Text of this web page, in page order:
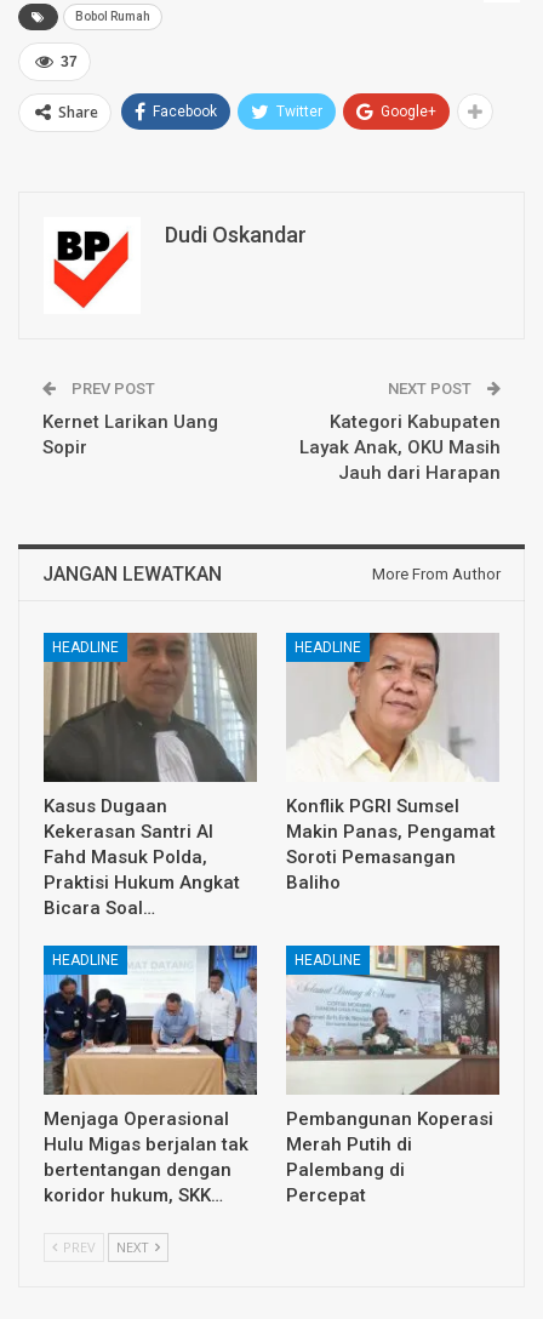
Bobol Rumah
37
Share Facebook Twitter Google+
Dudi Oskandar
PREV POST
Kernet Larikan Uang
Sopir
NEXT POST
Kategori Kabupaten
Layak Anak, OKU Masih
Jauh dari Harapan
JANGAN LEWATKAN More From Author
HEADLINE
Kasus Dugaan
Kekerasan Santri Al
Fahd Masuk Polda,
Praktisi Hukum Angkat
Bicara Soal…
HEADLINE
Konflik PGRI Sumsel
Makin Panas, Pengamat
Soroti Pemasangan
Baliho
HEADLINE
Menjaga Operasional
Hulu Migas berjalan tak
bertentangan dengan
koridor hukum, SKK…
HEADLINE
Pembangunan Koperasi
Merah Putih di
Palembang di
Percepat
PREV NEXT